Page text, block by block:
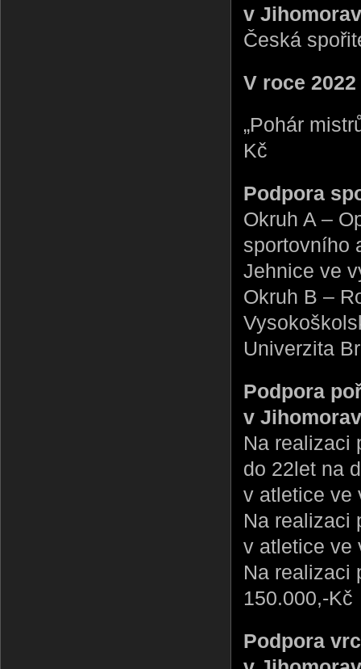
v
Česká
V roce 2022
„Pohár
Kč
Podpora
Okruh A –
sportovního
Jehnice ve
Okruh B –
Univerzita
Podpora
v
Na realizaci
do 22let na
v atletice ve
Na realizaci
v atletice ve
Na realizaci
150.000,-Kč
Podpora